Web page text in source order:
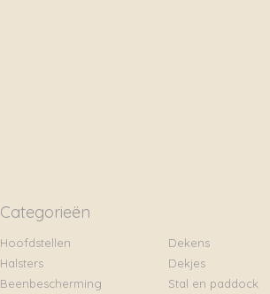
Categorieën
Hoofdstellen
Halsters
Beenbescherming
Dekens
Dekjes
Stal en paddock